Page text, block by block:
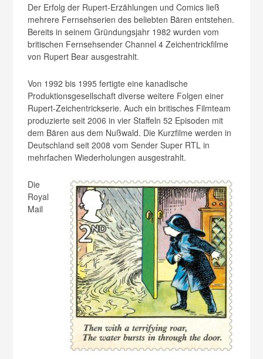
Der Erfolg der Rupert-Erzählungen und Comics ließ
mehrere Fernsehserien des beliebten Bären entstehen.
Bereits in seinem Gründungsjahr 1982 wurden vom
britischen Fernsehsender Channel 4 Zeichentrickfilme
von Rupert Bear ausgestrahlt.
Von 1992 bis 1995 fertigte eine kanadische
Produktionsgesellschaft diverse weitere Folgen einer
Rupert-Zeichentrickserie. Auch ein britisches Filmteam
produzierte seit 2006 in vier Staffeln 52 Episoden mit
dem Bären aus dem Nußwald. Die Kurzfilme werden in
Deutschland seit 2008 vom Sender Super RTL in
mehrfachen Wiederholungen ausgestrahlt.
Die
Royal
Mail